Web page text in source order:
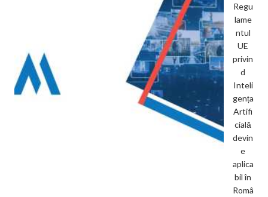
Regu
lame
ntul
UE
privin
d
Inteli
gența
Artifi
cială
devin
e
aplica
bil în
Româ